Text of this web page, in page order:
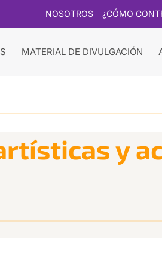
NOSOTROS ¿CÓMO
MATERIAL DE DIVULGACIÓN
y